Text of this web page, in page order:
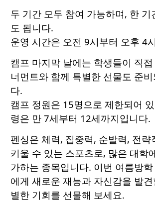
두 기간 모두 참여 가능하며, 한 기
도 됩니다.
운영 시간은 오전 9시부터 오후 4
캠프 마지막 날에는 학생들이 직
너먼트와 함께 특별한 선물도 준
다.
캠프 정원은 15명으로 제한되어
령은 만 7세부터 12세까지입니다.
펜싱은 체력, 집중력, 순발력, 전략
키울 수 있는 스포츠로, 많은 대학
가하는 종목입니다. 이번 여름방
에게 새로운 재능과 자신감을 발
별한 기회를 선물해 보세요.